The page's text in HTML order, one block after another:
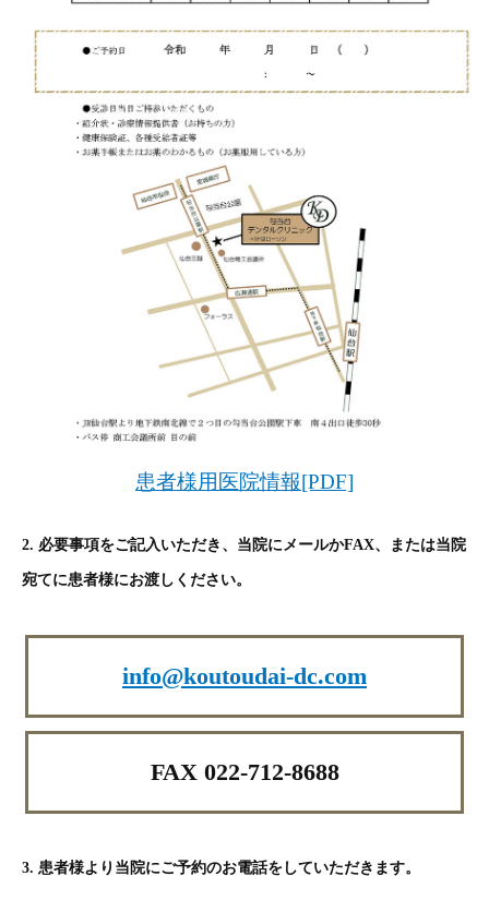
患者様用医院情報[PDF]
2. 必要事項をご記入いただき、当院にメールかFAX、または当院
宛てに患者様にお渡しください。
info@koutoudai-dc.com
FAX 022-712-8688
3. 患者様より当院にご予約のお電話をしていただきます。